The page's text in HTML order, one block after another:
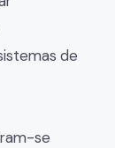
de
se